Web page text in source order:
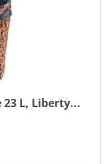
L, Liberty...